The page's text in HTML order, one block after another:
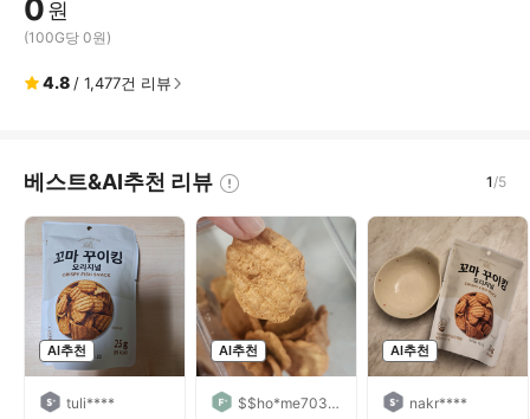
0원
(100G당 0원)
4.8 / 1,477건 리뷰
베스트&AI추천 리뷰 1/5
AI추천
tuli****
AI추천
$$ho*me70304785****
AI추천
nakr****